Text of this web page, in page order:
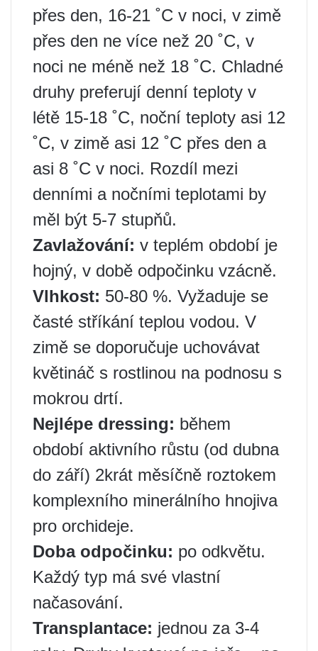
přes den, 16-21 ˚C v noci, v zimě
přes den ne více než 20 ˚C, v
noci ne méně než 18 ˚C. Chladné
druhy preferují denní teploty v
létě 15-18 ˚C, noční teploty asi 12
˚C, v zimě asi 12 ˚C přes den a
asi 8 ˚C v noci. Rozdíl mezi
denními a nočními teplotami by
měl být 5-7 stupňů.
Zavlažování: v teplém období je
hojný, v době odpočinku vzácně.
Vlhkost: 50-80 %. Vyžaduje se
časté stříkání teplou vodou. V
zimě se doporučuje uchovávat
květináč s rostlinou na podnosu s
mokrou drtí.
Nejlépe dressing: během
období aktivního růstu (od dubna
do září) 2krát měsíčně roztokem
komplexního minerálního hnojiva
pro orchideje.
Doba odpočinku: po odkvětu.
Každý typ má své vlastní
načasování.
Transplantace: jednou za 3-4